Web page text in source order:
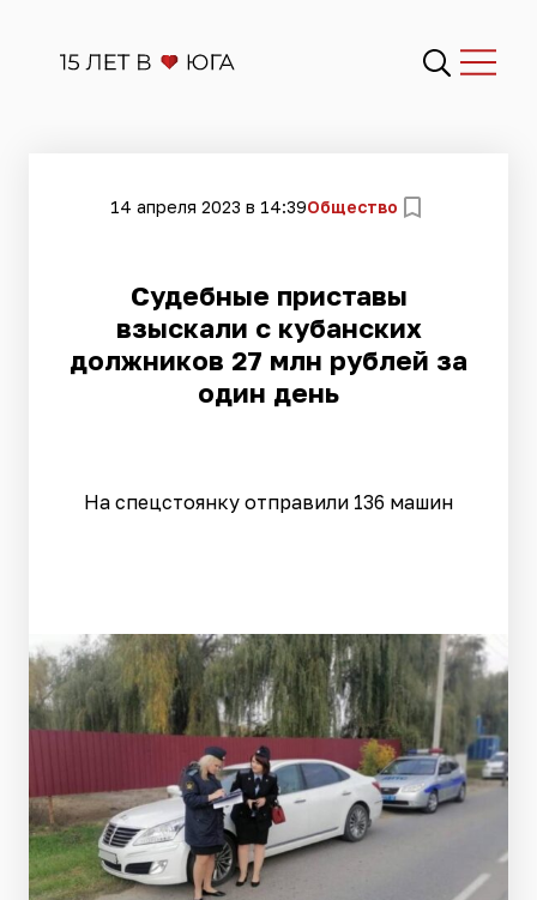
14 апреля 2023 в 14:39Общество
​Судебные приставы
взыскали с кубанских
должников 27 млн рублей за
один день
На спецстоянку отправили 136 машин